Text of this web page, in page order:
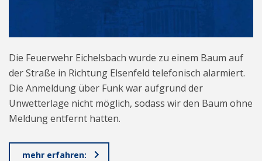
Die Feuerwehr Eichelsbach wurde zu einem Baum auf
der Straße in Richtung Elsenfeld telefonisch alarmiert.
Die Anmeldung über Funk war aufgrund der
Unwetterlage nicht möglich, sodass wir den Baum ohne
Meldung entfernt hatten.
mehr erfahren: